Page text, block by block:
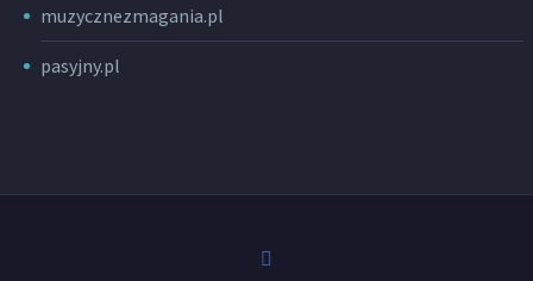
muzycznezmagania.pl
pasyjny.pl